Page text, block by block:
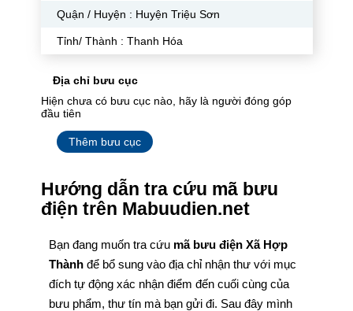
Quận / Huyện : Huyện Triệu Sơn
Tỉnh/ Thành : Thanh Hóa
Địa chỉ bưu cục
Hiện chưa có bưu cục nào, hãy là người đóng góp
đầu tiên
Thêm bưu cục
Hướng dẫn tra cứu mã bưu
điện trên Mabuudien.net
Bạn đang muốn tra cứu mã bưu điện Xã Hợp
Thành để bổ sung vào địa chỉ nhận thư với mục
đích tự động xác nhận điểm đến cuối cùng của
bưu phẩm, thư tín mà bạn gửi đi. Sau đây mình